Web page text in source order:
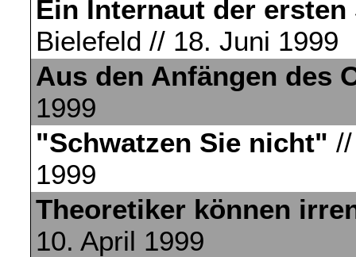
Ein Internaut der ersten
Bielefeld // 18. Juni 1999
Aus den Anfängen des
1999
"Schwatzen Sie nicht"
1999
Theoretiker können
10. April 1999